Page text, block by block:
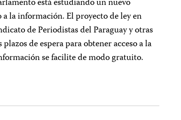
está estudiando un nuevo
la información. El proyecto de ley en
de Periodistas del Paraguay y otras
de espera para obtener acceso a la
se facilite de modo gratuito.